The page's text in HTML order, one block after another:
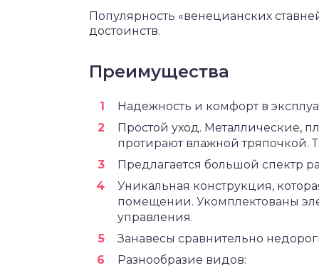
Популярность «венецианских
достоинств.
Преимущества
Надежность и комфорт в
Простой уход. Металлические,
протирают влажной тряпочкой.
Предлагается большой спектр
Уникальная конструкция,
помещении. Укомплектованы
управления.
Занавесы сравнительно
Разнообразие видов: